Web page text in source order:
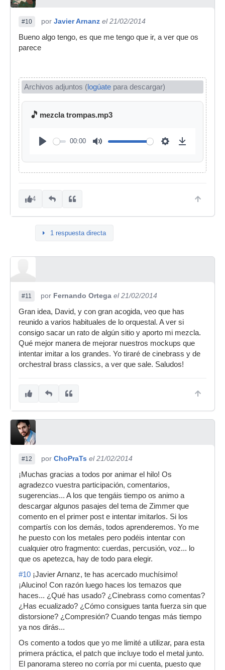
#10 por Javier Arnanz el 21/02/2014
Bueno algo tengo, es que me tengo que ir, a ver que os
parece
Archivos adjuntos (logúate para descargar)
🎵 mezcla trompas.mp3
00:00
4
1 respuesta directa
#11 por Fernando Ortega el 21/02/2014
Gran idea, David, y con gran acogida, veo que has
reunido a varios habituales de lo orquestal. A ver si
consigo sacar un rato de algún sitio y aporto mi mezcla.
Qué mejor manera de mejorar nuestros mockups que
intentar imitar a los grandes. Yo tiraré de cinebrass y de
orchestral brass classics, a ver que sale. Saludos!
#12 por ChoPraTs el 21/02/2014
¡Muchas gracias a todos por animar el hilo! Os
agradezco vuestra participación, comentarios,
sugerencias... A los que tengáis tiempo os animo a
descargar algunos pasajes del tema de Zimmer que
comento en el primer post e intentar imitarlos. Si los
compartís con los demás, todos aprenderemos. Yo me
he puesto con los metales pero podéis intentar con
cualquier otro fragmento: cuerdas, percusión, voz... lo
que os apetezca, hay de todo para elegir.
#10 ¡Javier Arnanz, te has acercado muchísimo!
¡Alucino! Con razón luego haces los temazos que
haces... ¿Qué has usado? ¿Cinebrass como comentas?
¿Has ecualizado? ¿Cómo consigues tanta fuerza sin que
distorsione? ¿Compresión? Cuando tengas más tiempo
ya nos dirás...
Os comento a todos que yo me limité a utilizar, para esta
primera práctica, el patch que incluye todo el metal junto.
El panorama stereo no corría por mi cuenta, puesto que